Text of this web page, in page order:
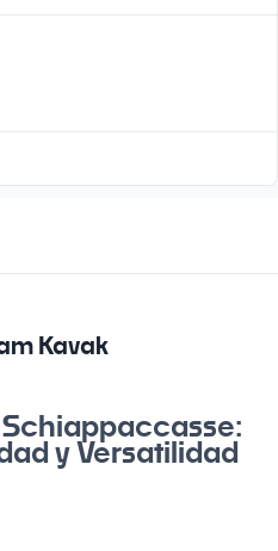
Kavak
y Versatilidad
en cada aventura? Con